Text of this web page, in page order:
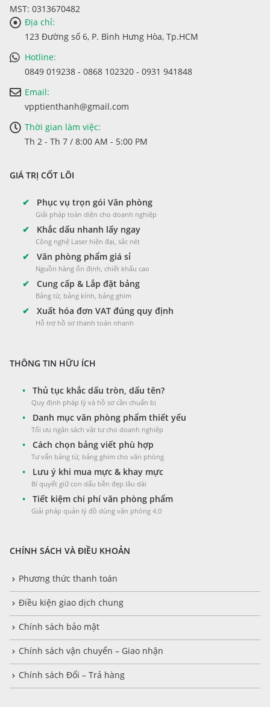
MST: 0313670482
Địa chỉ:
123 Đường số 6, P. Bình Hưng Hòa, Tp.HCM
Hotline:
0849 019238 - 0868 102320 - 0931 941848
Email:
vpptienthanh@gmail.com
Thời gian làm việc:
Th 2 - Th 7 / 8:00 AM - 5:00 PM
GIÁ TRỊ CỐT LÕI
✔ Phục vụ trọn gói Văn phòng
Giải pháp toàn diện cho doanh nghiệp
✔ Khắc dấu nhanh lấy ngay
Công nghệ Laser hiện đại, sắc nét
✔ Văn phòng phẩm giá sỉ
Nguồn hàng ổn định, chiết khấu cao
✔ Cung cấp & Lắp đặt bảng
Bảng từ, bảng kính, bảng ghim
✔ Xuất hóa đơn VAT đúng quy định
Hỗ trợ hồ sơ thanh toán nhanh
THÔNG TIN HỮU ÍCH
• Thủ tục khắc dấu tròn, dấu tên?
Quy định pháp lý và hồ sơ cần chuẩn bị
• Danh mục văn phòng phẩm thiết yếu
Tối ưu ngân sách vật tư cho doanh nghiệp
• Cách chọn bảng viết phù hợp
Tư vấn bảng từ, bảng ghim cho văn phòng
• Lưu ý khi mua mực & khay mực
Bí quyết giữ con dấu bền đẹp lâu dài
• Tiết kiệm chi phí văn phòng phẩm
Giải pháp quản lý đồ dùng văn phòng 4.0
CHÍNH SÁCH VÀ ĐIỀU KHOẢN
Phương thức thanh toán
Điều kiện giao dịch chung
Chính sách bảo mật
Chính sách vận chuyển – Giao nhận
Chính sách Đổi – Trả hàng